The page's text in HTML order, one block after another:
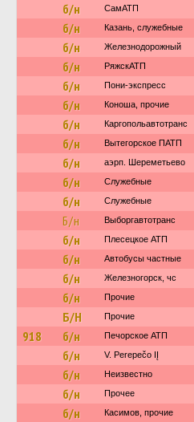
б/н СамАТП
б/н Казань, служебные
б/н Железнодорожный
б/н РяжскАТП
б/н Пони-экспресс
б/н Коноша, прочие
б/н Каргопольавтотранс
б/н Вытегорское ПАТП
б/н аэрп. Шереметьево
б/н Служебные
б/н Служебные
Б/н Выборгавтотранс
б/н Плесецкое АТП
б/н Автобусы частные
б/н Железногорск, чс
б/н Прочие
Б/Н Прочие
918 б/н Печорское АТП
б/н V. Perepečo IĮ
б/н Неизвестно
б/н Прочее
б/н Касимов, прочие